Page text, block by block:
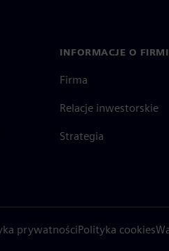
INFORMACJE O
Firma
Relacje inwestorskie
Strategia
prywatnościPolityka cookies